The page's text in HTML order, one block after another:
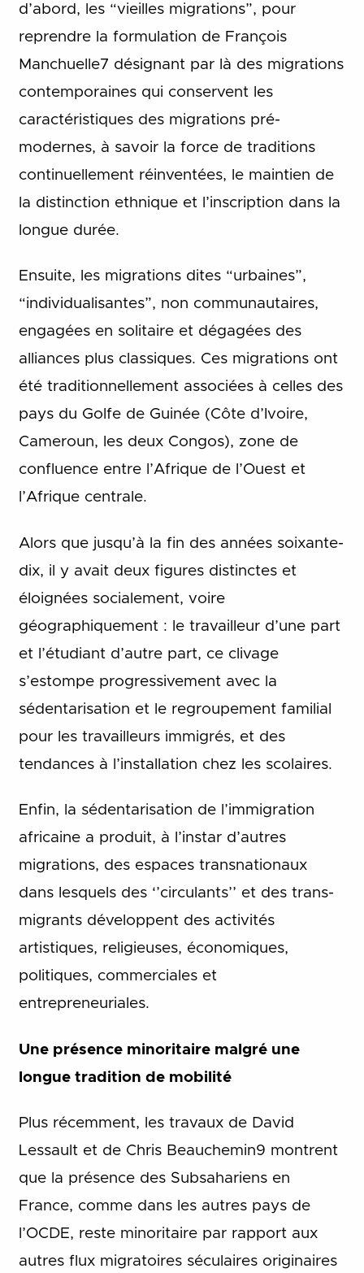
d’abord, les “vieilles migrations”, pour
reprendre la formulation de François
Manchuelle7 désignant par là des migrations
contemporaines qui conservent les
caractéristiques des migrations pré-
modernes, à savoir la force de traditions
continuellement réinventées, le maintien de
la distinction ethnique et l’inscription dans la
longue durée.
Ensuite, les migrations dites “urbaines”,
“individualisantes”, non communautaires,
engagées en solitaire et dégagées des
alliances plus classiques. Ces migrations ont
été traditionnellement associées à celles des
pays du Golfe de Guinée (Côte d’Ivoire,
Cameroun, les deux Congos), zone de
confluence entre l’Afrique de l’Ouest et
l’Afrique centrale.
Alors que jusqu’à la fin des années soixante-
dix, il y avait deux figures distinctes et
éloignées socialement, voire
géographiquement : le travailleur d’une part
et l’étudiant d’autre part, ce clivage
s’estompe progressivement avec la
sédentarisation et le regroupement familial
pour les travailleurs immigrés, et des
tendances à l’installation chez les scolaires.
Enfin, la sédentarisation de l’immigration
africaine a produit, à l’instar d’autres
migrations, des espaces transnationaux
dans lesquels des ‘’circulants’’ et des trans­
migrants développent des activités
artistiques, religieuses, économiques,
politiques, commerciales et
entrepreneuriales.
Une présence minoritaire malgré une
longue tradition de mobilité
Plus récemment, les travaux de David
Lessault et de Chris Beauchemin9 montrent
que la présence des Subsahariens en
France, comme dans les autres pays de
l’OCDE, reste minoritaire par rapport aux
autres flux migratoires séculaires originaires